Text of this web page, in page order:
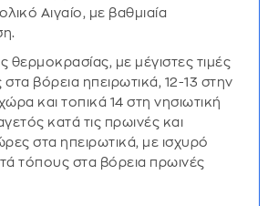
Αιγαίο, με βαθμιαία
θερμοκρασίας, με μέγιστες τιμές
βόρεια ηπειρωτικά, 12-13 στην
και τοπικά 14 στη νησιωτική
κατά τις πρωινές και
στα ηπειρωτικά, με ισχυρό
τόπους στα βόρεια πρωινές